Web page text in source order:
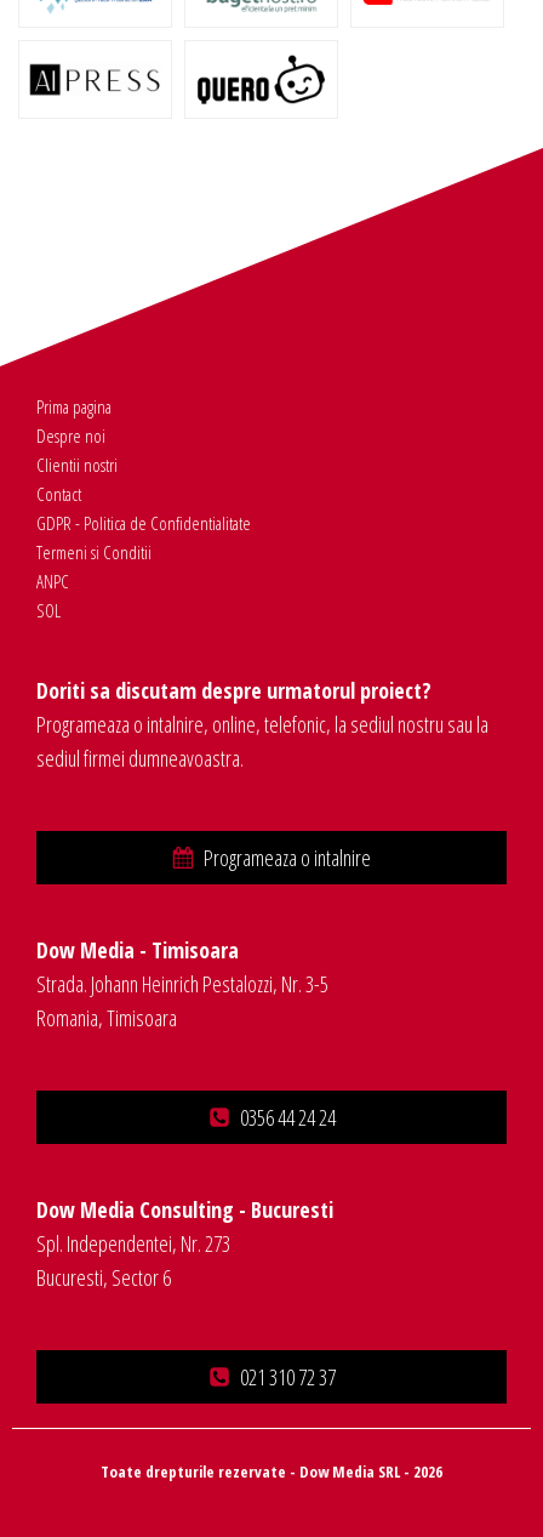
Prima pagina
Despre noi
Clientii nostri
Contact
GDPR - Politica de Confidentialitate
Termeni si Conditii
ANPC
SOL
Doriti sa discutam despre urmatorul proiect?
Programeaza o intalnire, online, telefonic, la sediul nostru sau la
sediul firmei dumneavoastra.
Programeaza o intalnire
Dow Media - Timisoara
Strada. Johann Heinrich Pestalozzi, Nr. 3-5
Romania, Timisoara
0356 44 24 24
Dow Media Consulting - Bucuresti
Spl. Independentei, Nr. 273
Bucuresti, Sector 6
021 310 72 37
Toate drepturile rezervate - Dow Media SRL - 2026